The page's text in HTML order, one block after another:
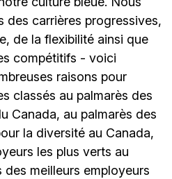
des carrières progressives,
de la flexibilité ainsi que
compétitifs - voici
raisons pour
classés au palmarès des
Canada, au palmarès des
la diversité au Canada,
les plus verts au
des meilleurs employeurs